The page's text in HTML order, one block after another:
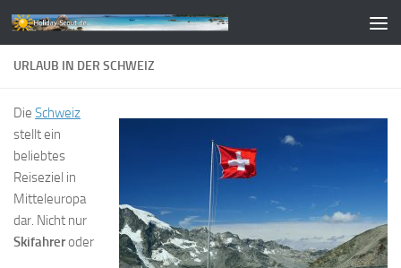
Zum Inhalt springen
URLAUB IN DER SCHWEIZ
Die Schweiz
stellt ein
beliebtes
Reiseziel in
Mitteleuropa
dar. Nicht nur
Skifahreroder